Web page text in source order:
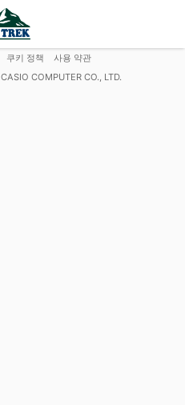
쿠키 정책
사용 약관
CASIO COMPUTER CO., LTD.